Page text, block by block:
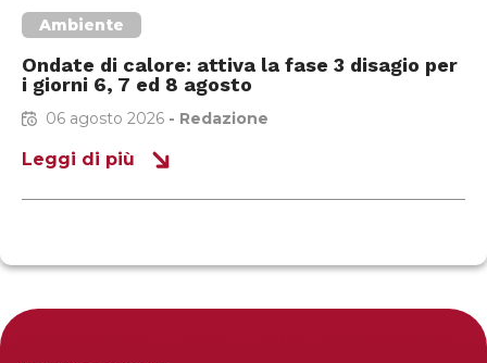
Ambiente
Ondate di calore: attiva la fase 3 disagio per
i giorni 6, 7 ed 8 agosto
06 agosto 2026 - Redazione
Leggi di più